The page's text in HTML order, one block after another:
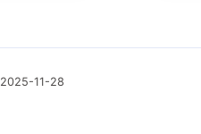
2025-11-28